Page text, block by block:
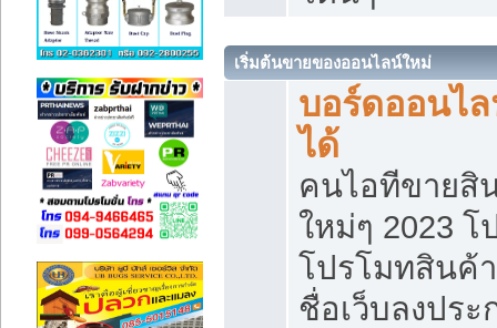
เริ่มต้นขายของออนไลน์ใหม่
บอร์ดออนไ
ได้
คนไอทีขายสิ
ใหม่ๆ 2023
โปรโมทสินค้
ชื่อเว็บลงปร